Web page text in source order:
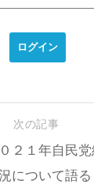
次の記事
２１年自民
について語